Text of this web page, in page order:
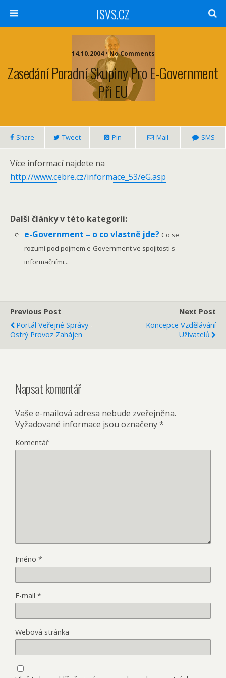
ISVS.CZ
14.10.2004 • No Comments
Zasedání Poradní Skupiny Pro E-Government
Při EU
Share Tweet Pin Mail SMS
Více informací najdete na
http://www.cebre.cz/informace_53/eG.asp
Další články v této kategorii:
e-Government – o co vlastně jde? Co se
rozumí pod pojmem e-Government ve spojitosti s
informačními...
Previous Post
Portál Veřejné Správy -
Ostrý Provoz Zahájen
Next Post
Koncepce Vzdělávání
Uživatelů
Napsat komentář
Vaše e-mailová adresa nebude zveřejněna.
Vyžadované informace jsou označeny*
Komentář
Jméno *
E-mail *
Webová stránka